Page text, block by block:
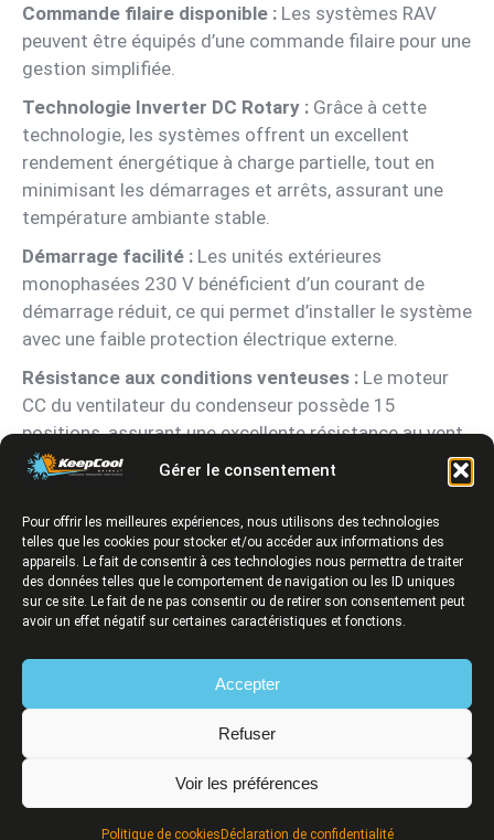
Gérer le consentement
Pour offrir les meilleures expériences, nous utilisons des technologies
telles que les cookies pour stocker et/ou accéder aux informations des
appareils. Le fait de consentir à ces technologies nous permettra de traiter
des données telles que le comportement de navigation ou les ID uniques
sur ce site. Le fait de ne pas consentir ou de retirer son consentement peut
avoir un effet négatif sur certaines caractéristiques et fonctions.
Accepter
Refuser
Voir les préférences
Politique de cookies Déclaration de confidentialité
Commande filaire disponible : Les systèmes RAV
peuvent être équipés d’une commande filaire pour une
gestion simplifiée.
Technologie Inverter DC Rotary : Grâce à cette
technologie, les systèmes offrent un excellent
rendement énergétique à charge partielle, tout en
minimisant les démarrages et arrêts, assurant une
température ambiante stable.
Démarrage facilité : Les unités extérieures
monophasées 230 V bénéficient d’un courant de
démarrage réduit, ce qui permet d’installer le système
avec une faible protection électrique externe.
Résistance aux conditions venteuses : Le moteur
CC du ventilateur du condenseur possède 15
positions, assurant une excellente résistance au vent
et une performance optimale dans les installations
sensibles.